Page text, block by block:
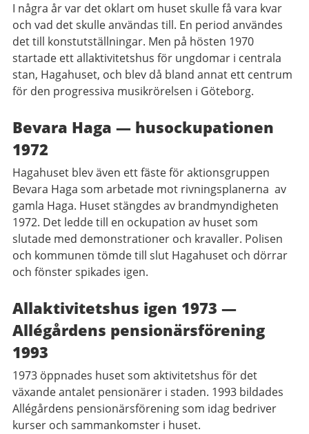
I några år var det oklart om huset skulle få vara kvar
och vad det skulle användas till. En period användes
det till konstutställningar. Men på hösten 1970
startade ett allaktivitetshus för ungdomar i centrala
stan, Hagahuset, och blev då bland annat ett centrum
för den progressiva musikrörelsen i Göteborg.
Bevara Haga — husockupationen
1972
Hagahuset blev även ett fäste för aktionsgruppen
Bevara Haga som arbetade mot rivningsplanerna av
gamla Haga. Huset stängdes av brandmyndigheten
1972. Det ledde till en ockupation av huset som
slutade med demonstrationer och kravaller. Polisen
och kommunen tömde till slut Hagahuset och dörrar
och fönster spikades igen.
Allaktivitetshus igen 1973 —
Allégårdens pensionärsförening
1993
1973 öppnades huset som aktivitetshus för det
växande antalet pensionärer i staden. 1993 bildades
Allégårdens pensionärsförening som idag bedriver
kurser och sammankomster i huset.